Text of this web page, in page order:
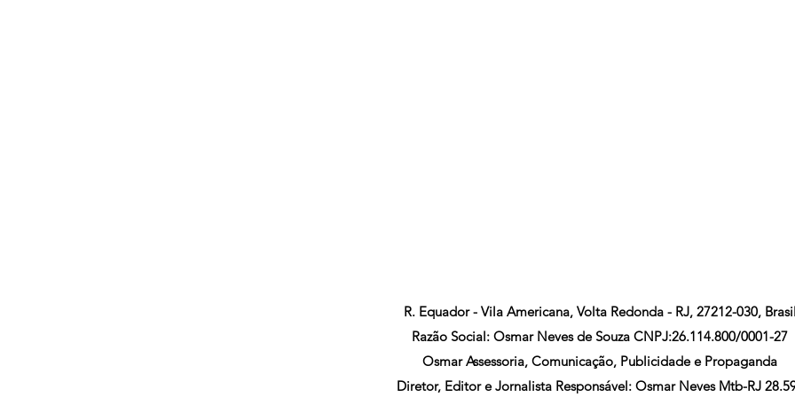
R. Equador - Vila Americana, Volta Redonda - RJ, 27212-030,
Razão Social: Osmar Neves de Souza CNPJ:26.114.800/0001-27
Osmar Assessoria, Comunicação, Publicidade e Propaganda
Diretor, Editor e Jornalista Responsável: Osmar Neves Mtb-RJ